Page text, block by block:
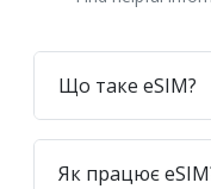
Що таке eSIM?
Як працює